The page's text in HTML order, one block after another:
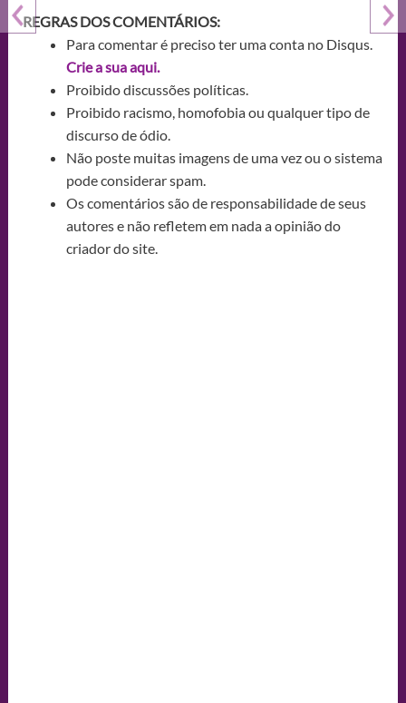
REGRAS DOS COMENTÁRIOS:
Para comentar é preciso ter uma conta no Disqus.
Crie a sua aqui.
Proibido discussões políticas.
Proibido racismo, homofobia ou qualquer tipo de
discurso de ódio.
Não poste muitas imagens de uma vez ou o sistema
pode considerar spam.
Os comentários são de responsabilidade de seus
autores e não refletem em nada a opinião do
criador do site.